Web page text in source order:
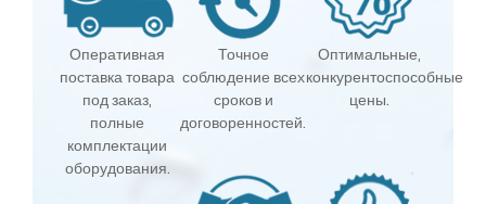
Оперативная
поставка товара
под заказ,
полные
комплектации
оборудования.
Точное
соблюдение всех
сроков и
договоренностей.
Оптимальные,
конкурентоспособные
цены.